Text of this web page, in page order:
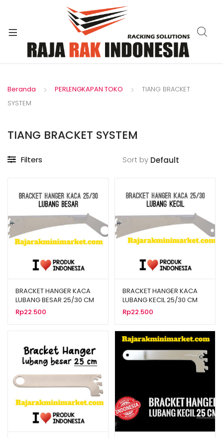
Beranda PERLENGKAPAN TOKO
TIANG BRACKET
SYSTEM
TIANG BRACKET SYSTEM
Filters Sort by
BRACKET HANGER KACA
LUBANG BESAR 25/30 CM
Rp22.500
BRACKET HANGER KACA
LUBANG KECIL 25/30 CM
Rp22.500